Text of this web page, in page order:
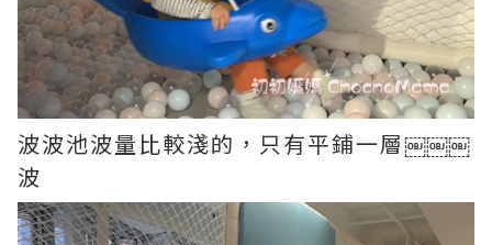
波波池波量比較淺的，只有平鋪一層￼￼￼
波